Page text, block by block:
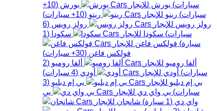
سيارات) بورش بورش (
10+
سيارات) رينو رينو (
10+ سيارات)
رولز رويس
رولز رويس (
6
سيارات) سكودا سكودا (
1
سيارة) فولكس فاغن
فولكس فاغن (
30+ سيارات)
ألفا روميو
ألفا روميو (
2
سيارات) أودي أودي (
4 سيارات)
بي إم دبليو
بي إم دبليو (
3
سيارات) بي واي دي
بي
واي دي (
1 سيارة) شانجان